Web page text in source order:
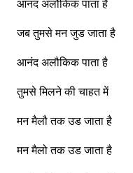
आनंद अलौकिक पाता है
जब तुमसे मन जुड जाता है
आनंद अलौकिक पाता है
तुमसे मिलने की चाहत में
मन मैलौ तक उड जाता है
मन मैलो तक उड जाता है